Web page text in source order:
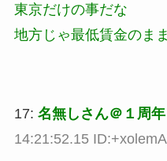
東京だけの事だな
地方じゃ最低賃金のま
17: 名無しさん＠１周年
14:21:52.15